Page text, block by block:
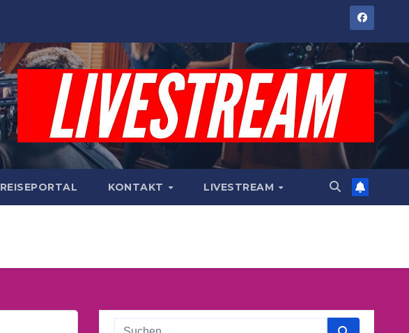
REISEPORTAL KONTAKT LIVESTREAM